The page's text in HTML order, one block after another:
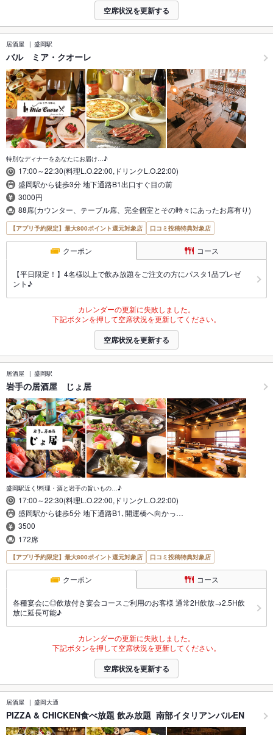
空席状況を更新する
居酒屋 盛岡駅
バル ミア・クオーレ
特別なディナーをあなたにお届け…♪
17:00～22:30(料理L.O.22:00,ドリンクL.O.22:00)
盛岡駅から徒歩3分 地下通路B1出口すぐ目の前
3000円
88席(カウンター、テーブル席、完全個室とその時々にあったお席有り)
【アプリ予約限定】最大800ポイント還元対象店 口コミ投稿特典対象店
クーポン コース
【平日限定！】4名様以上で飲み放題をご注文の方にパスタ1品プレゼ
ント♪
カレンダーの更新に失敗しました。
下記ボタンを押して空席状況を更新してください。
空席状況を更新する
居酒屋 盛岡駅
岩手の居酒屋 じょ居
盛岡駅近く!料理・酒と岩手の旨いもの…♪
17:00～22:30(料理L.O.22:00,ドリンクL.O.22:00)
盛岡駅から徒歩5分 地下通路B1､開運橋へ向かっ…
3500
172席
【アプリ予約限定】最大800ポイント還元対象店 口コミ投稿特典対象店
クーポン コース
各種宴会に◎飲放付き宴会コースご利用のお客様 通常2H飲放→2.5H飲
放に延長可能♪
カレンダーの更新に失敗しました。
下記ボタンを押して空席状況を更新してください。
空席状況を更新する
居酒屋 盛岡大通
PIZZA & CHICKEN食べ放題 飲み放題 南部イタリアンバルEN